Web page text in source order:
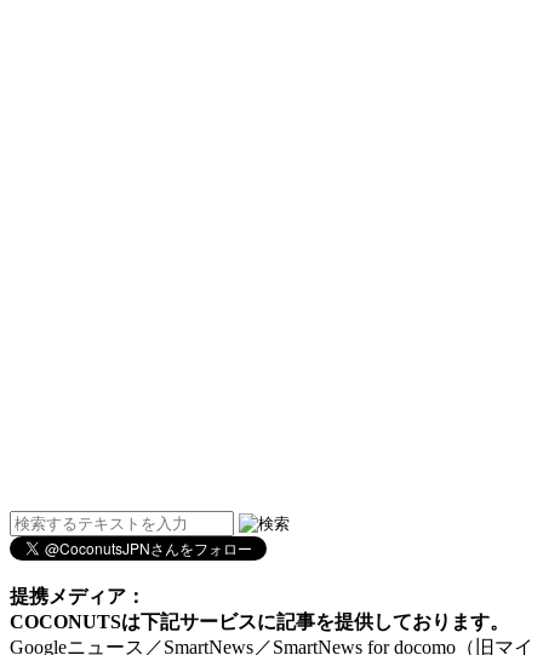
提携メディア：
COCONUTSは下記サービスに記事を提供しております。
Googleニュース／SmartNews／SmartNews for docomo（旧マイ